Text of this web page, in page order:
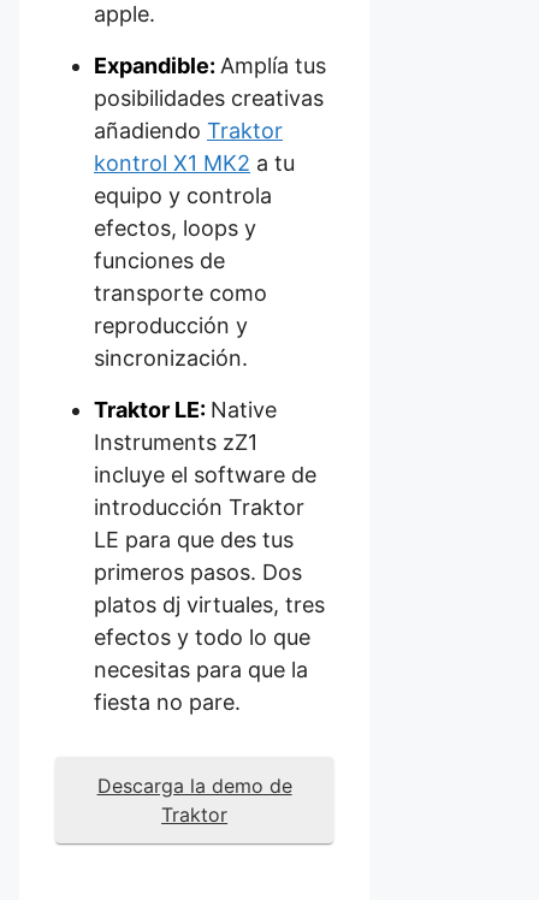
apple.
Expandible: Amplía tus
posibilidades creativas
añadiendo Traktor
kontrol X1 MK2 a tu
equipo y controla
efectos, loops y
funciones de
transporte como
reproducción y
sincronización.
Traktor LE: Native
Instruments zZ1
incluye el software de
introducción Traktor
LE para que des tus
primeros pasos. Dos
platos dj virtuales, tres
efectos y todo lo que
necesitas para que la
fiesta no pare.
Descarga la demo de
Traktor